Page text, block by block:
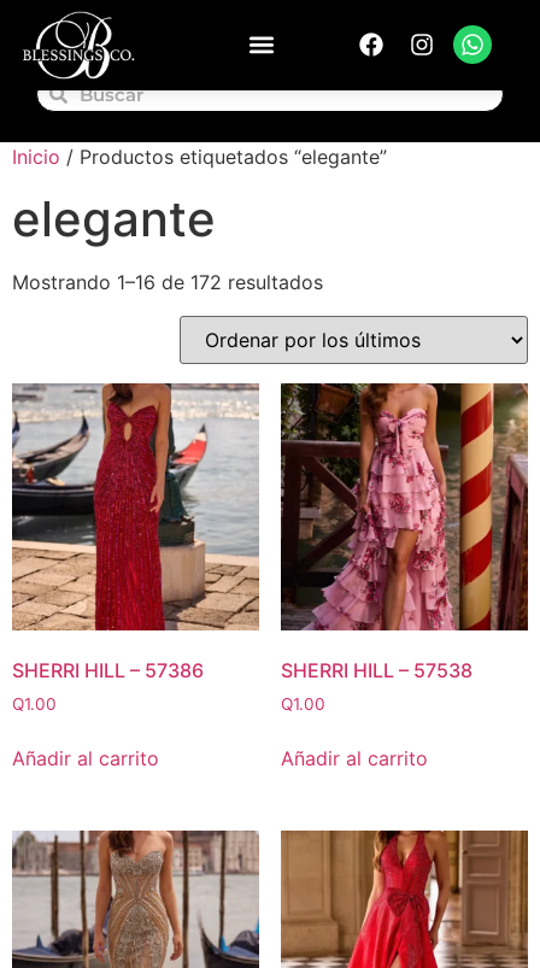
Inicio / Productos etiquetados “elegante”
elegante
Mostrando 1–16 de 172 resultados
SHERRI HILL – 57386
Q1.00
Añadir al carrito
SHERRI HILL – 57538
Q1.00
Añadir al carrito